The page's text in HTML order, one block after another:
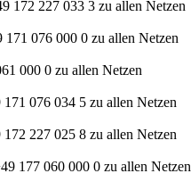
172 227 033 3 zu allen Netzen
076 000 0 zu allen Netzen
000 0 zu allen Netzen
076 034 5 zu allen Netzen
227 025 8 zu allen Netzen
177 060 000 0 zu allen Netzen